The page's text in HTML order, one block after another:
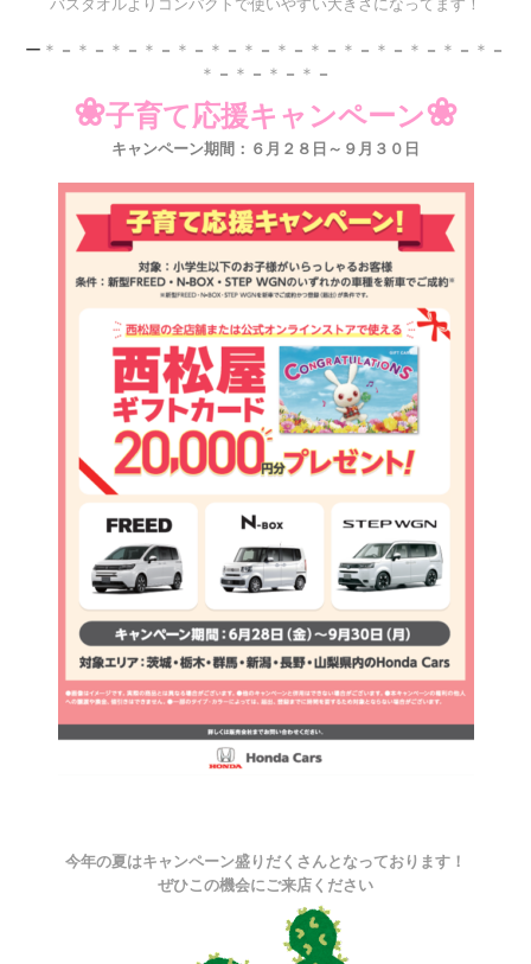
ー ＊ － ＊ － ＊ － ＊ － ＊ － ＊ － ＊ － ＊ － ＊ － ＊ － ＊ － ＊ － ＊ － ＊ －
＊ － ＊ － ＊ － ＊ －
❀子育て応援キャンペーン❀
キャンペーン期間：６月２８日～９月３０日
今年の夏はキャンペーン盛りだくさんとなっております！
ぜひこの機会にご来店ください